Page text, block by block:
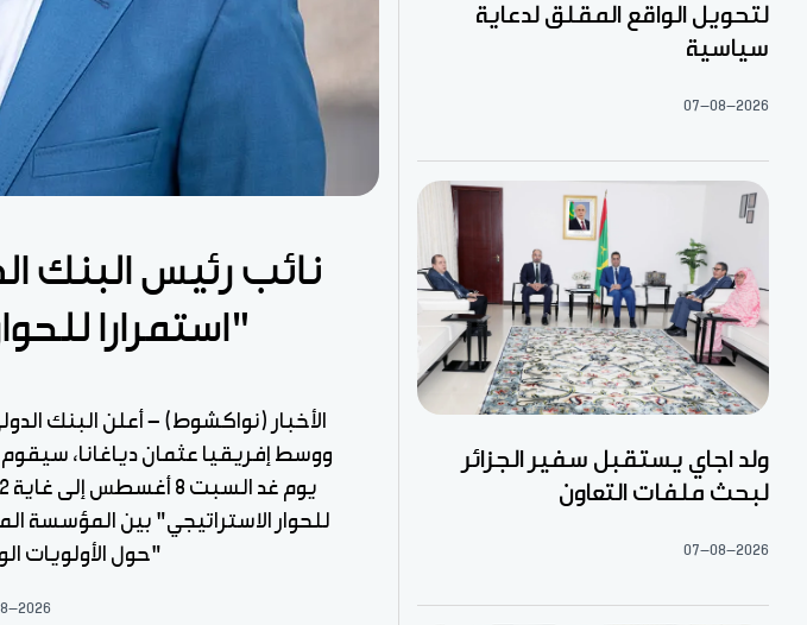
لتحويل الواقع المقلق لدعاية
سياسية
07-08-2026
ولد اجاي يستقبل سفير الجزائر
لبحث ملفات التعاون
07-08-2026
نائب رئيس البنك
"استمرارا
الأخبار (نواكشوط) - أعلن البنك
ووسط إفريقيا عثمان دياغانا، سيقوم
للحوار الاستراتيجي" بين المؤسسة
"حول الأولويات
2026